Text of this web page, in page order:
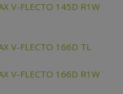
V-FLECTO 145D R1W
V-FLECTO 166D TL
V-FLECTO 166D R1W